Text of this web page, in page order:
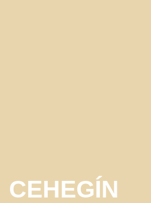
CEHEGÍN